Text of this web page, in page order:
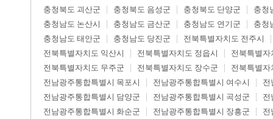
충청북도 괴산군
충청북도 음성군 충청북도 단양군
충청
충청남도 논산시
충청남도 금산군 충청남도 연기군
충청
충청남도 태안군
충청남도 당진군
전북특별자치도 전주시
전북특별자치도 익산시
전북특별자치도 정읍시
전북특별자
전북특별자치도 무주군
전북특별자치도 장수군
전북특별자
전남광주통합특별시 목포시
전남광주통합특별시 여수시
전
전남광주통합특별시 담양군
전남광주통합특별시 곡성군
전
전남광주통합특별시 화순군
전남광주통합특별시 장흥군
전